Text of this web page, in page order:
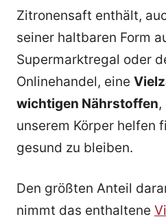
Zitronensaft enthält,
seiner haltbaren Form
Supermarktregal oder
Onlinehandel, eine
wichtigen Nährstoffen,
unserem Körper helfen
gesund zu bleiben.
Den größten Anteil
nimmt das enthaltene